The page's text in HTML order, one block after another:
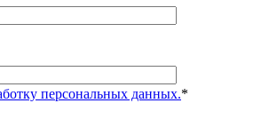
персональных данных.*